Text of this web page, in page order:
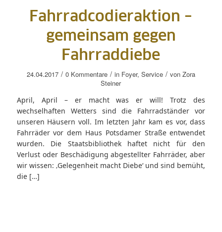
Fahrradcodieraktion –
gemeinsam gegen
Fahrraddiebe
24.04.2017 / 0 Kommentare / in Foyer, Service / von Zora
Steiner
April, April – er macht was er will! Trotz des
wechselhaften Wetters sind die Fahrradständer vor
unseren Häusern voll. Im letzten Jahr kam es vor, dass
Fahrräder vor dem Haus Potsdamer Straße entwendet
wurden. Die Staatsbibliothek haftet nicht für den
Verlust oder Beschädigung abgestellter Fahrräder, aber
wir wissen: ‚Gelegenheit macht Diebe‘ und sind bemüht,
die […]